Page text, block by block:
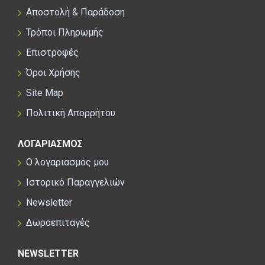
Αποστολή & Παράδοση
Τρόποι Πληρωμής
Επιστροφές
Όροι Χρήσης
Site Map
Πολιτική Απορρήτου
ΛΟΓΑΡΙΑΣΜΟΣ
Ο λογαριασμός μου
Ιστορικό Παραγγελιών
Newsletter
Δωροεπιταγές
NEWSLETTER